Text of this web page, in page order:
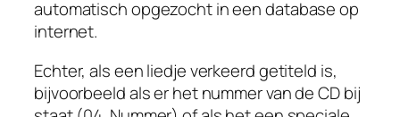
automatisch opgezocht in een database op
internet.
Echter, als een liedje verkeerd getiteld is,
bijvoorbeeld als er het nummer van de CD bij